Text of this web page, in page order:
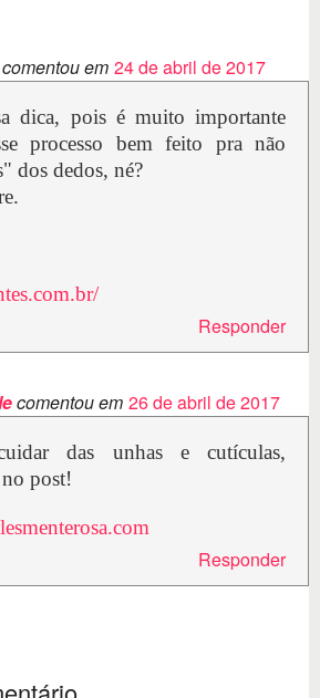
comentou em 24 de abril de 2017
dica, pois é muito importante
processo bem feito pra não
dos dedos, né?
Responder
comentou em 26 de abril de 2017
das unhas e cutículas,
post!
Responder